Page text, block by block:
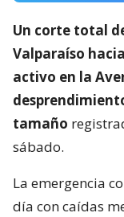
Un corte total
Valparaíso
activo en la
tamaño
sábado.
La emergencia
día con caídas